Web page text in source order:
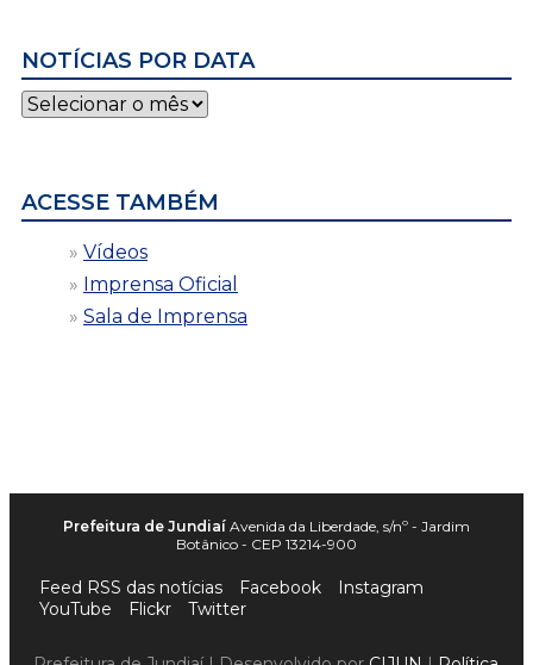
NOTÍCIAS POR DATA
Notícias
por
ACESSE TAMBÉM
Vídeos
Imprensa Oficial
Sala de Imprensa
Prefeitura de Jundiaí Avenida da Liberdade, s/nº - Jardim
Botânico - CEP 13214-900
Feed RSS das notícias Facebook
Instagram
YouTube
Flickr Twitter